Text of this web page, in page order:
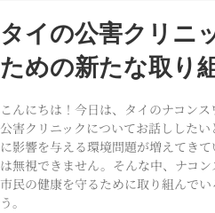
タイの公害クリニ
ための新たな取り
こんにちは！今日は、タイのナコン
公害クリニックについてお話しした
に影響を与える環境問題が増えてき
は無視できません。そんな中、ナコ
市民の健康を守るために取り組んで
う。